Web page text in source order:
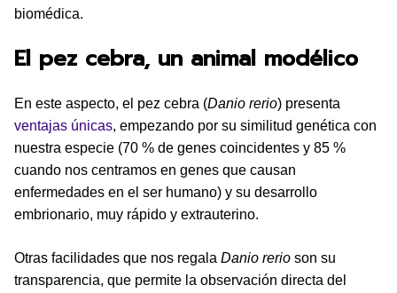
biomédica.
El pez cebra, un animal modélico
En este aspecto, el pez cebra (Danio rerio) presenta
ventajas únicas, empezando por su similitud genética con
nuestra especie (70 % de genes coincidentes y 85 %
cuando nos centramos en genes que causan
enfermedades en el ser humano) y su desarrollo
embrionario, muy rápido y extrauterino.
Otras facilidades que nos regala Danio rerio son su
transparencia, que permite la observación directa del